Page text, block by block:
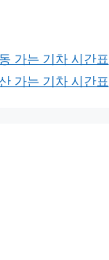
가는 기차 시간표
가는 기차 시간표